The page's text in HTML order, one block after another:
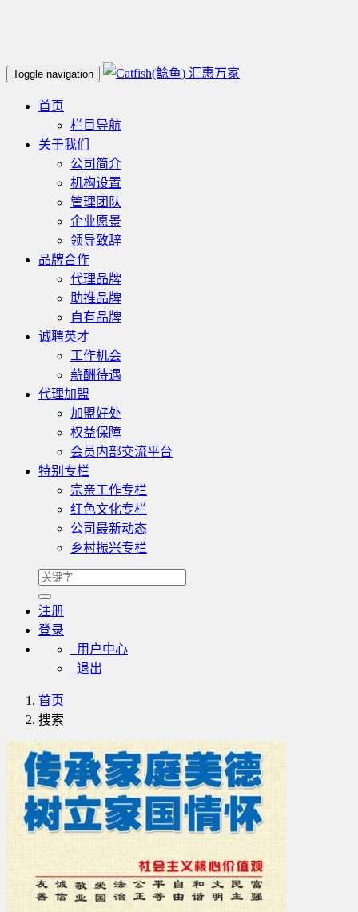
Toggle navigation 汇惠万家
首页
栏目导航
关于我们
公司简介
机构设置
管理团队
企业愿景
领导致辞
品牌合作
代理品牌
助推品牌
自有品牌
诚聘英才
工作机会
薪酬待遇
代理加盟
加盟好处
权益保障
会员内部交流平台
特别专栏
宗亲工作专栏
红色文化专栏
公司最新动态
乡村振兴专栏
注册
登录
用户中心
退出
首页
搜索